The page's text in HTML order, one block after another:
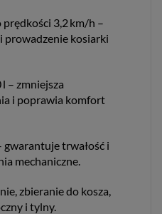
prędkości 3,2 km/h –
prowadzenie kosiarki
– zmniejsza
i poprawia komfort
trwałość i
mechaniczne.
zbieranie do kosza,
i tylny.